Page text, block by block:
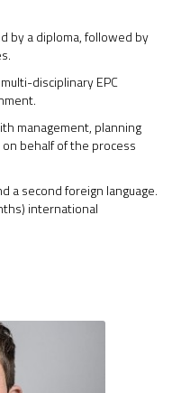
by a diploma, followed by
disciplinary EPC
management, planning
behalf of the process
a second foreign language.
international